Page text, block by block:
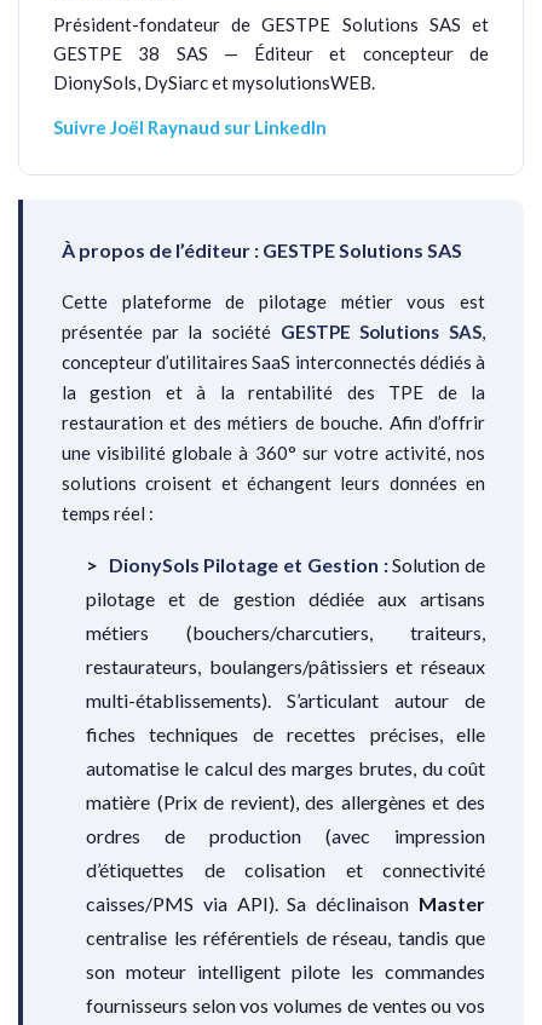
Président-fondateur de GESTPE Solutions SAS et
GESTPE 38 SAS — Éditeur et concepteur de
DionySols, DySiarc et mysolutionsWEB.
Suivre Joël Raynaud sur LinkedIn
À propos de l’éditeur : GESTPE Solutions SAS
Cette plateforme de pilotage métier vous est
présentée par la société GESTPE Solutions SAS,
concepteur d’utilitaires SaaS interconnectés dédiés à
la gestion et à la rentabilité des TPE de la
restauration et des métiers de bouche. Afin d’offrir
une visibilité globale à 360° sur votre activité, nos
solutions croisent et échangent leurs données en
temps réel :
DionySols Pilotage et Gestion :Solution de
pilotage et de gestion dédiée aux artisans
métiers (bouchers/charcutiers, traiteurs,
restaurateurs, boulangers/pâtissiers et réseaux
multi-établissements). S’articulant autour de
fiches techniques de recettes précises, elle
automatise le calcul des marges brutes, du coût
matière (Prix de revient), des allergènes et des
ordres de production (avec impression
d’étiquettes de colisation et connectivité
caisses/PMS via API). Sa déclinaison Master
centralise les référentiels de réseau, tandis que
son moteur intelligent pilote les commandes
fournisseurs selon vos volumes de ventes ou vos